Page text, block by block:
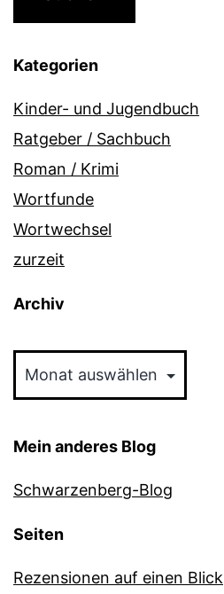
Kategorien
Kinder- und Jugendbuch
Ratgeber / Sachbuch
Roman / Krimi
Wortfunde
Wortwechsel
zurzeit
Archiv
Mein anderes Blog
Schwarzenberg-Blog
Seiten
Rezensionen auf einen Blick